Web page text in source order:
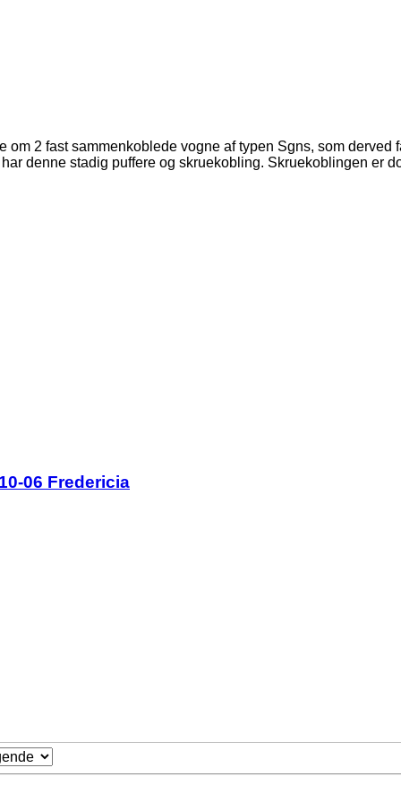
2 fast sammenkoblede vogne af typen Sgns, som
denne stadig puffere og skruekobling. Skruekoblingen er
06 Fredericia